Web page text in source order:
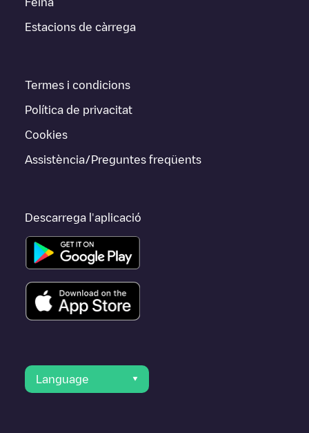
Estacions de càrrega
Termes i condicions
Política de privacitat
Cookies
Assistència/Preguntes freqüents
Descarrega l'aplicació
Language